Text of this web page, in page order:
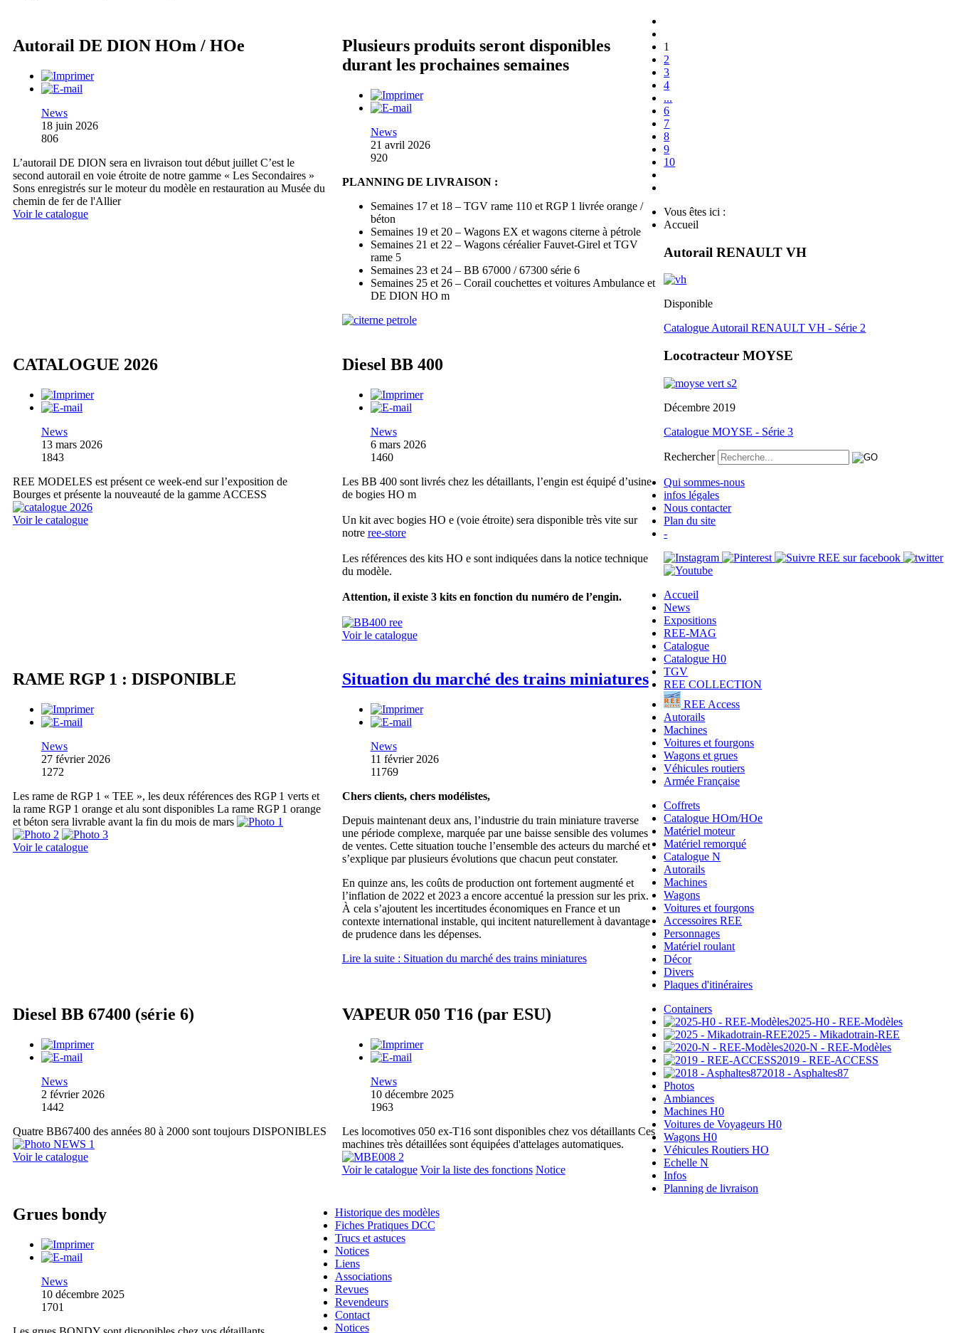
Autorail DE DION HOm / HOe
News
18 juin 2026
806
L’autorail DE DION sera en livraison tout début juillet C’est le
second autorail en voie étroite de notre gamme « Les Secondaires »
Sons enregistrés sur le moteur du modèle en restauration au Musée du
chemin de fer de l'Allier
Voir le catalogue
Plusieurs produits seront disponibles
durant les prochaines semaines
News
21 avril 2026
920
PLANNING DE LIVRAISON :
Semaines 17 et 18 – TGV rame 110 et RGP 1 livrée orange /
béton
Semaines 19 et 20 – Wagons EX et wagons citerne à pétrole
Semaines 21 et 22 – Wagons céréalier Fauvet-Girel et TGV
rame 5
Semaines 23 et 24 – BB 67000 / 67300 série 6
Semaines 25 et 26 – Corail couchettes et voitures Ambulance et
DE DION HO m
CATALOGUE 2026
News
13 mars 2026
1843
REE MODELES est présent ce week-end sur l’exposition de
Bourges et présente la nouveauté de la gamme ACCESS
Voir le catalogue
Diesel BB 400
News
6 mars 2026
1460
Les BB 400 sont livrés chez les détaillants, l’engin est équipé d’usine
de bogies HO m
Un kit avec bogies HO e (voie étroite) sera disponible très vite sur
notre ree-store
Les références des kits HO e sont indiquées dans la notice technique
du modèle.
Attention, il existe 3 kits en fonction du numéro de l’engin.
Voir le catalogue
RAME RGP 1 : DISPONIBLE
News
27 février 2026
1272
Les rame de RGP 1 « TEE », les deux références des RGP 1 verts et
la rame RGP 1 orange et alu sont disponibles La rame RGP 1 orange
et béton sera livrable avant la fin du mois de mars
Voir le catalogue
Situation du marché des trains miniatures
News
11 février 2026
11769
Chers clients, chers modélistes,
Depuis maintenant deux ans, l’industrie du train miniature traverse
une période complexe, marquée par une baisse sensible des volumes
de ventes. Cette situation touche l’ensemble des acteurs du marché et
s’explique par plusieurs évolutions que chacun peut constater.
En quinze ans, les coûts de production ont fortement augmenté et
l’inflation de 2022 et 2023 a encore accentué la pression sur les prix.
À cela s’ajoutent les incertitudes économiques en France et un
contexte international instable, qui incitent naturellement à davantage
de prudence dans les dépenses.
Lire la suite : Situation du marché des trains miniatures
Diesel BB 67400 (série 6)
News
2 février 2026
1442
Quatre BB67400 des années 80 à 2000 sont toujours DISPONIBLES
Voir le catalogue
VAPEUR 050 T16 (par ESU)
News
10 décembre 2025
1963
Les locomotives 050 ex-T16 sont disponibles chez vos détaillants Ces
machines très détaillées sont équipées d'attelages automatiques.
Voir le catalogue Voir la liste des fonctions Notice
Grues bondy
News
10 décembre 2025
1701
1
2
3
4
...
6
7
8
9
10
Vous êtes ici :
Accueil
Autorail RENAULT VH
Disponible
Catalogue Autorail RENAULT VH - Série 2
Locotracteur MOYSE
Décembre 2019
Catalogue MOYSE - Série 3
Rechercher
Qui sommes-nous
infos légales
Nous contacter
Plan du site
-
Accueil
News
Expositions
REE-MAG
Catalogue
Catalogue H0
TGV
REE COLLECTION
REE Access
Autorails
Machines
Voitures et fourgons
Wagons et grues
Véhicules routiers
Armée Française
Coffrets
Catalogue HOm/HOe
Matériel moteur
Matériel remorqué
Catalogue N
Autorails
Machines
Wagons
Voitures et fourgons
Accessoires REE
Personnages
Matériel roulant
Décor
Divers
Plaques d'itinéraires
Containers
2025-H0 - REE-Modèles
2025 - Mikadotrain-REE
2020-N - REE-Modèles
2019 - REE-ACCESS
2018 - Asphaltes87
Photos
Ambiances
Machines H0
Voitures de Voyageurs H0
Wagons H0
Véhicules Routiers HO
Echelle N
Infos
Planning de livraison
Historique des modèles
Fiches Pratiques DCC
Trucs et astuces
Notices
Liens
Associations
Revues
Revendeurs
Contact
Notices